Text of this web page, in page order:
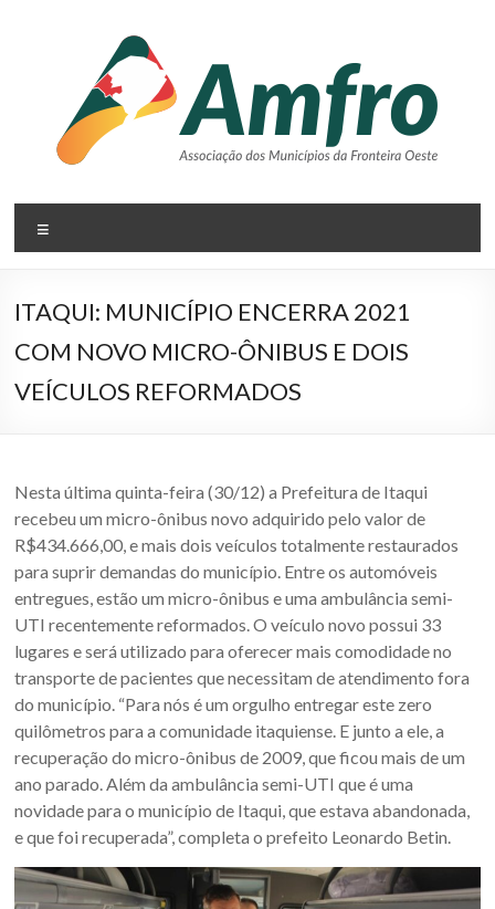
AMFRO
–
Associação
dos
Municípios
Oeste
–
RS
Site
da
Associação
dos
Municípios
da
Fronteira
Oeste
do
estado
do
ITAQUI: MUNICÍPIO ENCERRA 2021
COM NOVO MICRO-ÔNIBUS E DOIS
VEÍCULOS REFORMADOS
Nesta última quinta-feira (30/12) a Prefeitura de Itaqui
recebeu um micro-ônibus novo adquirido pelo valor de
R$434.666,00, e mais dois veículos totalmente restaurados
para suprir demandas do município. Entre os automóveis
entregues, estão um micro-ônibus e uma ambulância semi-
UTI recentemente reformados. O veículo novo possui 33
lugares e será utilizado para oferecer mais comodidade no
transporte de pacientes que necessitam de atendimento fora
do município. “Para nós é um orgulho entregar este zero
quilômetros para a comunidade itaquiense. E junto a ele, a
recuperação do micro-ônibus de 2009, que ficou mais de um
ano parado. Além da ambulância semi-UTI que é uma
novidade para o município de Itaqui, que estava abandonada,
e que foi recuperada”, completa o prefeito Leonardo Betin.